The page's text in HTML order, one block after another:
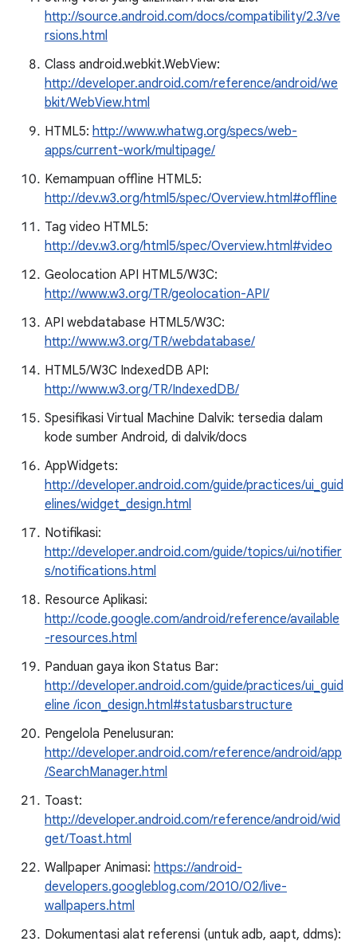
http://source.android.com/docs/compatibility/2.3/ve
rsions.html
Class android.webkit.WebView:
http://developer.android.com/reference/android/we
bkit/WebView.html
HTML5: http://www.whatwg.org/specs/web-
apps/current-work/multipage/
Kemampuan offline HTML5:
http://dev.w3.org/html5/spec/Overview.html#offline
Tag video HTML5:
http://dev.w3.org/html5/spec/Overview.html#video
Geolocation API HTML5/W3C:
http://www.w3.org/TR/geolocation-API/
API webdatabase HTML5/W3C:
http://www.w3.org/TR/webdatabase/
HTML5/W3C IndexedDB API:
http://www.w3.org/TR/IndexedDB/
Spesifikasi Virtual Machine Dalvik: tersedia dalam
kode sumber Android, di dalvik/docs
AppWidgets:
http://developer.android.com/guide/practices/ui_guid
elines/widget_design.html
Notifikasi:
http://developer.android.com/guide/topics/ui/notifier
s/notifications.html
Resource Aplikasi:
http://code.google.com/android/reference/available
-resources.html
Panduan gaya ikon Status Bar:
http://developer.android.com/guide/practices/ui_guid
eline /icon_design.html#statusbarstructure
Pengelola Penelusuran:
http://developer.android.com/reference/android/app
/SearchManager.html
Toast:
http://developer.android.com/reference/android/wid
get/Toast.html
Wallpaper Animasi: https://android-
developers.googleblog.com/2010/02/live-
wallpapers.html
Dokumentasi alat referensi (untuk adb, aapt, ddms):